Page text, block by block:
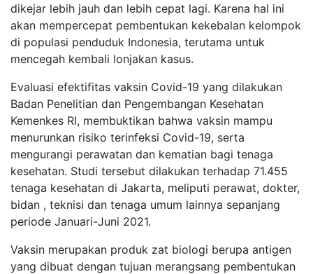
dikejar lebih jauh dan lebih cepat lagi. Karena hal ini
akan mempercepat pembentukan kekebalan kelompok
di populasi penduduk Indonesia, terutama untuk
mencegah kembali lonjakan kasus.
Evaluasi efektifitas vaksin Covid-19 yang dilakukan
Badan Penelitian dan Pengembangan Kesehatan
Kemenkes RI, membuktikan bahwa vaksin mampu
menurunkan risiko terinfeksi Covid-19, serta
mengurangi perawatan dan kematian bagi tenaga
kesehatan. Studi tersebut dilakukan terhadap 71.455
tenaga kesehatan di Jakarta, meliputi perawat, dokter,
bidan , teknisi dan tenaga umum lainnya sepanjang
periode Januari-Juni 2021.
Vaksin merupakan produk zat biologi berupa antigen
yang dibuat dengan tujuan merangsang pembentukan